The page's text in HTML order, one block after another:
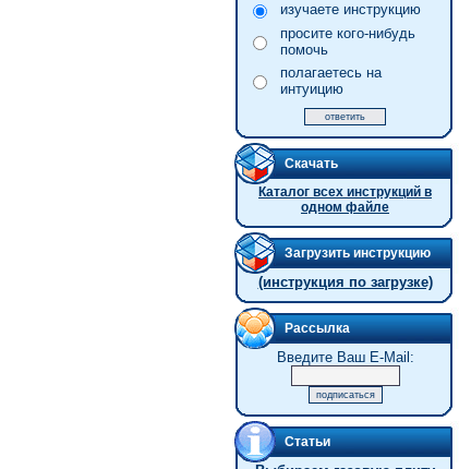
изучаете инструкцию
просите кого-нибудь
помочь
полагаетесь на
интуицию
Скачать
Каталог всех инструкций в
одном файле
Загрузить инструкцию
(инструкция по загрузке)
Рассылка
Введите Ваш E-Mail:
Статьи